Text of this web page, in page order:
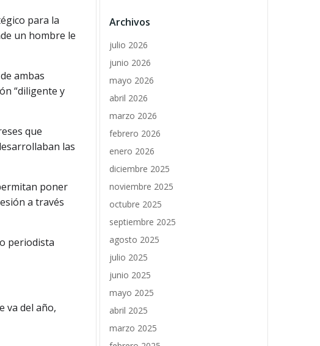
para la
un hombre le
ambas
“diligente y
que
las
poner
a través
periodista
va del año,
Archivos
julio 2026
junio 2026
mayo 2026
abril 2026
marzo 2026
febrero 2026
enero 2026
diciembre 2025
noviembre 2025
octubre 2025
septiembre 2025
agosto 2025
julio 2025
junio 2025
mayo 2025
abril 2025
marzo 2025